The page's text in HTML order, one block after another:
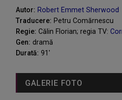
Autor: Robert Emmet Sherwood
Traducere: Petru Comărnescu
Regie: Călin Florian; regia TV:
Gen: dramă
Durată: 91'
GALERIE FOTO